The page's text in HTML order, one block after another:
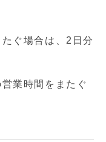
ぐ場合は、2日分
業時間をまたぐ